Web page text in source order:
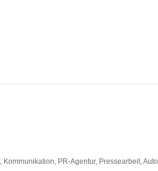
, Kommunikation, PR-Agentur, Pressearbeit,Auto